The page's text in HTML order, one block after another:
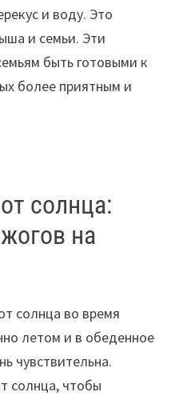
и воду. Это
и семьи. Эти
быть готовыми к
более приятным и
солнца:
на
солнца во время
летом и в обеденное
чувствительна.
солнца, чтобы